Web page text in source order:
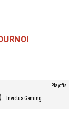
Invictus Gaming
Playoffs